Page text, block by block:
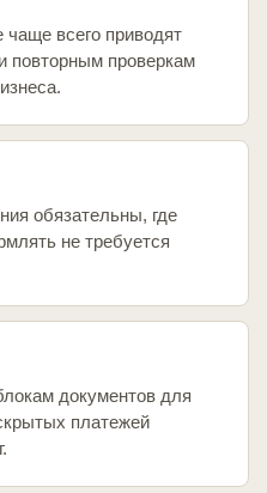
всего приводят
повторным проверкам
обязательны, где
не требуется
документов для
платежей